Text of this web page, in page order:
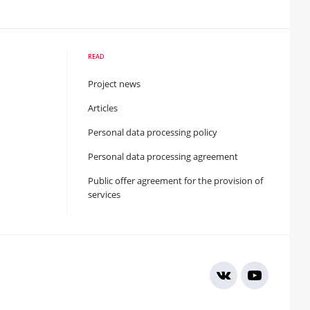
READ
Project news
Articles
Personal data processing policy
Personal data processing agreement
Public offer agreement for the provision of
services